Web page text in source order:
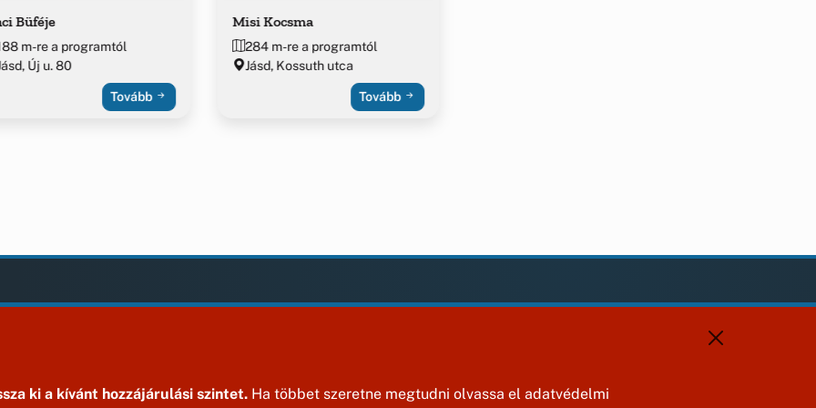
Büféje
m-re a programtól
Új u. 80
Tovább
Misi Kocsma
284 m-re a programtól
Jásd, Kossuth utca
Tovább
KIEGÉSZÍTÉS KAPCSOLAT
8424 Jásd, Dózsa Gy. út 1.
ki a kívánt hozzájárulási szintet. Ha többet szeretne megtudni olvassa el adatvédelmi